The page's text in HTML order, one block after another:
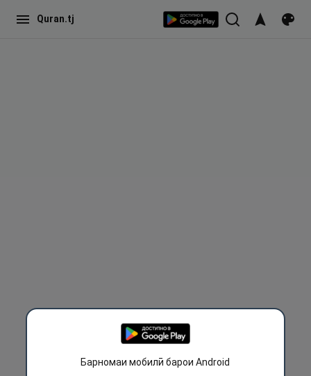
Quran.tj
Барномаи мобилӣ барои Android